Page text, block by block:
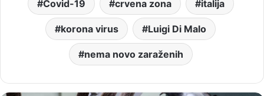
Covid-19 crvena zona italija
korona virus Luigi Di Malo
nema novo zaraženih